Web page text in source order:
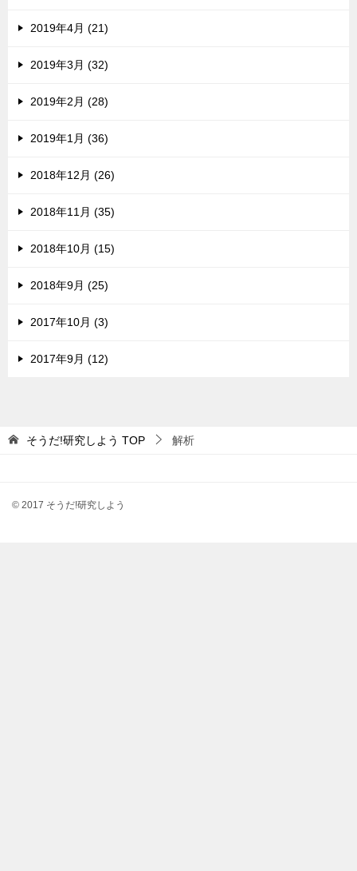
2019年4月 (21)
2019年3月 (32)
2019年2月 (28)
2019年1月 (36)
2018年12月 (26)
2018年11月 (35)
2018年10月 (15)
2018年9月 (25)
2017年10月 (3)
2017年9月 (12)
そうだ!研究しよう TOP 解析
© 2017 そうだ!研究しよう